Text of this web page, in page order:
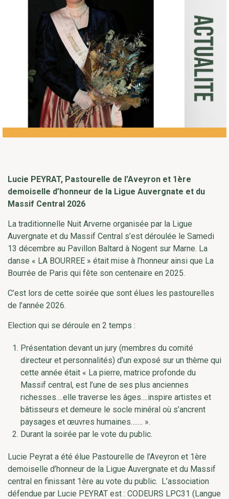
Lucie PEYRAT, Pastourelle de l’Aveyron et 1ère
demoiselle d’honneur de la Ligue Auvergnate et du
Massif Central 2026
La traditionnelle Nuit Arverne organisée par la Ligue
Auvergnate et du Massif Central s’est déroulée le Samedi
13 décembre au Pavillon Baltard à Nogent sur Marne. La
danse « LA BOURREE » était mise à l’honneur ainsi que La
Bourrée de Paris qui fête son centenaire en 2025.
C’est lors de cette soirée que sont élues les pastourelles
de l’année 2026.
Election qui se déroule en 2 temps :
Présentation devant un jury (membres du comité
directeur et personnalités) d’un exposé sur un thème qui
cette année était « La pierre, matrice profonde du
Massif central, est l’une de ses plus anciennes
richesses….elle traverse les âges….inspire artistes et
bâtisseurs et demeure le socle minéral où s’ancrent
paysages et œuvres humaines……. ».
Durant la soirée par le vote du public.
Lucie Peyrat a été élue Pastourelle de l’Aveyron et 1ère
demoiselle d’honneur de la Ligue Auvergnate et du Massif
central en finissant 1ère au vote du public. L’association
défendue par Lucie PEYRAT est : CODEURS LPC31 (Langue